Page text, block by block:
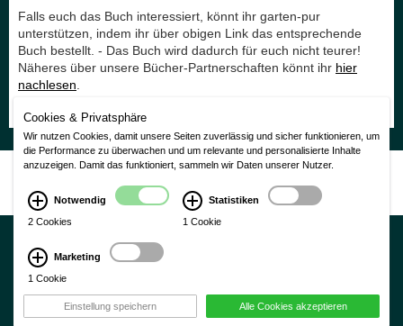
Falls euch das Buch interessiert, könnt ihr garten-pur
unterstützen, indem ihr über obigen Link das entsprechende
Buch bestellt. - Das Buch wird dadurch für euch nicht teurer!
Näheres über unsere Bücher-Partnerschaften könnt ihr hier
nachlesen
Vielen Dank für eure Unterstützung!
Nutzungsbedingungen|Impressum| Datenschutzerklärung
CMS Laurin Version 3.0
Cookies & Privatsphäre
Wir nutzen Cookies, damit unsere Seiten zuverlässig und sicher funktionieren, um
die Performance zu überwachen und um relevante und personalisierte Inhalte
anzuzeigen. Damit das funktioniert, sammeln wir Daten unserer Nutzer.
Notwendig
2 Cookies
Statistiken
1 Cookie
Marketing
1 Cookie
Einstellung speichern Alle Cookies akzeptieren